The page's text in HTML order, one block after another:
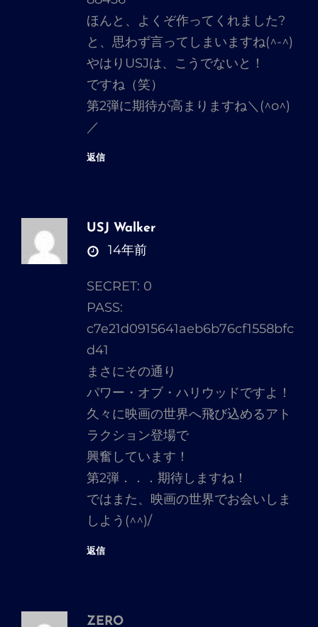
ほんと、よくぞ作ってくれました?
と、思わず言ってしまいますね(^-^)
やはりUSJは、こうでないと！
ですね（笑）
第2弾に期待が高まりますね＼(^o^)
／
返信
USJ Walker
さ
の
発
言:
14年前
SECRET: 0
PASS:
c7e21d0915641aeb6b76cf1558bfc
d41
まさにその通り
パワー・オブ・ハリウッドですよ！
久々に映画の世界へ飛び込めるアト
ラクション登場で
興奮しています！
第2弾．．．期待しますね！
ではまた、映画の世界でお会いしま
しよう(^^)/
返信
ZERO